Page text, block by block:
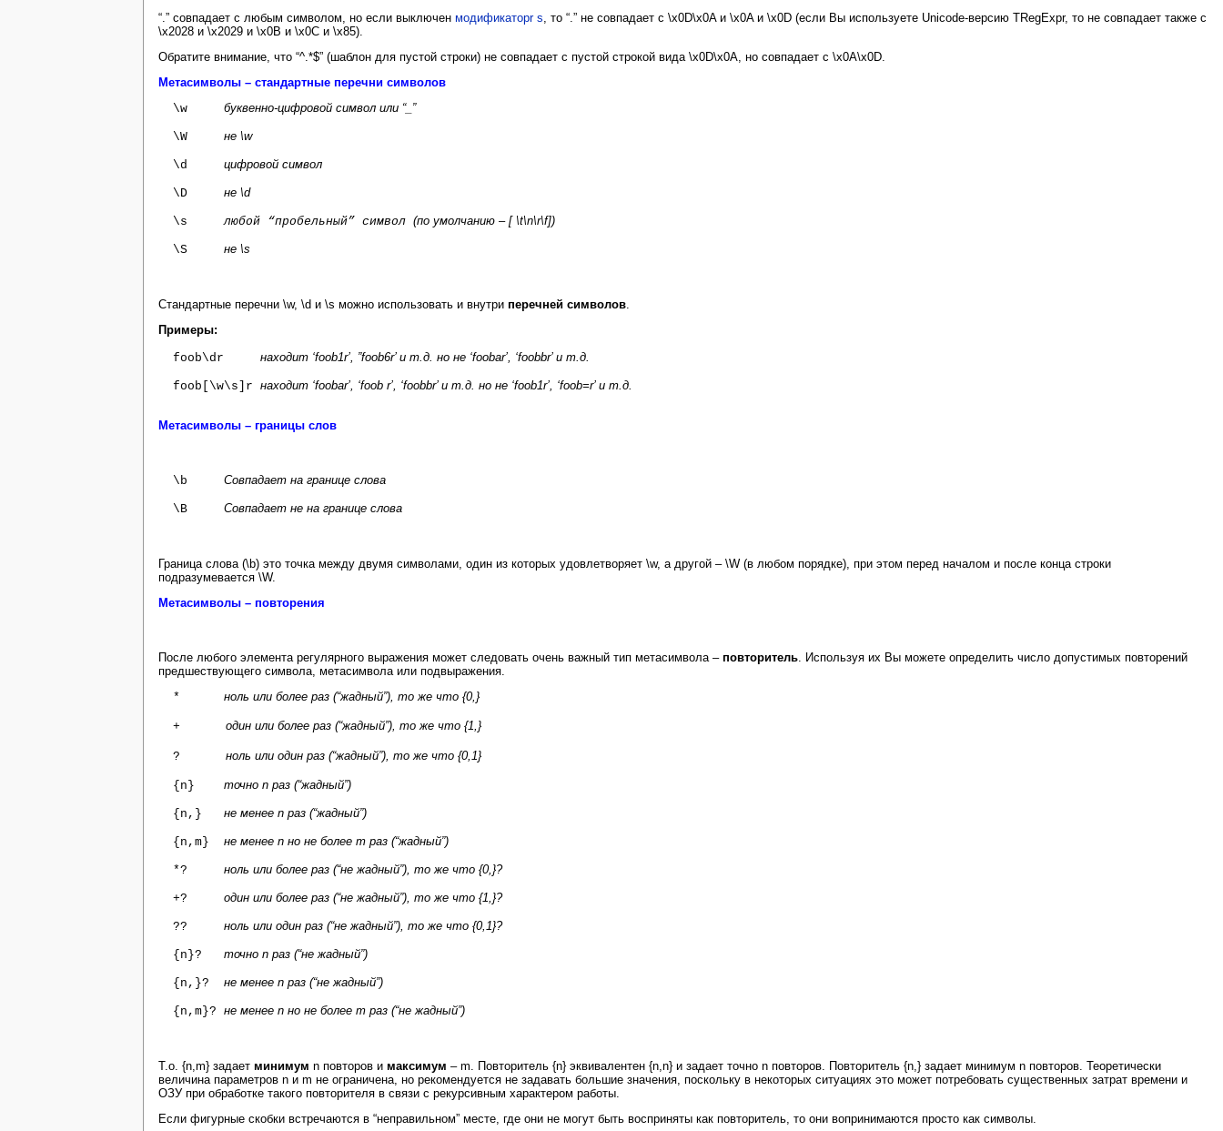
“.” совпадает с любым символом, но если выключен модификаторr s , то “.” не совпадает с \x0D\x0A и \x0A и \x0D (если Вы используете Unicode-версию TRegExpr, то не совпадает также с
\x2028 и \x2029 и \x0B и \x0C и \x85).
Обратите внимание, что “^.*$” (шаблон для пустой строки) не совпадает с пустой строкой вида \x0D\x0A, но совпадает с \x0A\x0D.
Метасимволы – стандартные перечни символов
\w буквенно-цифровой символ или “_”
\W не \w
\d цифровой символ
\D не \d
\sлюбой “пробельный” символ (по умолчанию –[ \t\n\r\f])
\S не \s
Стандартные перечни \w, \d и \s можно использовать и внутри перечней символов
Примеры:
foob\dr находит ‘foob1r’, ”foob6r’ и т.д. но не ‘foobar’, ‘foobbr’ и т.д.
foob[\w\s]r находит ‘foobar’, ‘foob r’, ‘foobbr’ и т.д. но не ‘foob1r’, ‘foob=r’ и т.д.
Метасимволы – границы слов
\b Совпадает на границе слова
\B Совпадает не на границе слова
Граница слова (\b) это точка между двумя символами, один из которых удовлетворяет \w, а другой – \W (в любом порядке), при этом перед началом и после конца строки
подразумевается \W.
Метасимволы – повторения
После любого элемента регулярного выражения может следовать очень важный тип метасимвола – повторитель . Используя их Вы можете определить число допустимых повторений
предшествующего символа, метасимвола или подвыражения.
* ноль или более раз (“жадный”), то же что {0,}
+ один или более раз (“жадный”), то же что {1,}
? ноль или один раз (“жадный”), то же что {0,1}
{n} точно n раз (“жадный”)
{n,} не менее n раз (“жадный”)
{n,m} не менее n но не более m раз (“жадный”)
*? ноль или более раз (“не жадный”), то же что {0,}?
+? один или более раз (“не жадный”), то же что {1,}?
?? ноль или один раз (“не жадный”), то же что {0,1}?
{n}? точно n раз (“не жадный”)
{n,}? не менее n раз (“не жадный”)
{n,m}? не менее n но не более m раз (“не жадный”)
Т.о. {n,m} задает минимум n повторов и максимум – m. Повторитель {n} эквивалентен {n,n} и задает точно n повторов. Повторитель {n,} задает минимум n повторов. Теоретически
величина параметров n и m не ограничена, но рекомендуется не задавать большие значения, поскольку в некоторых ситуациях это может потребовать существенных затрат времени и
ОЗУ при обработке такого повторителя в связи с рекурсивным характером работы.
Если фигурные скобки встречаются в “неправильном” месте, где они не могут быть восприняты как повторитель, то они вопринимаются просто как символы.